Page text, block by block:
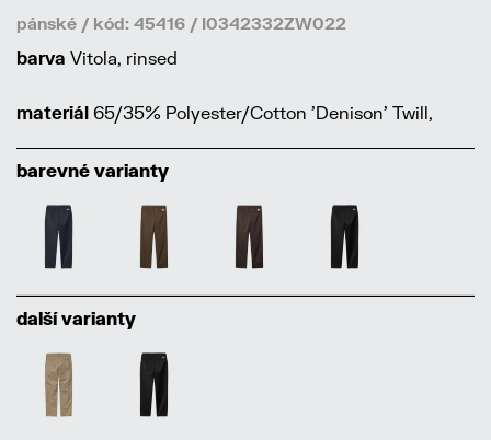
pánské / kód: 45416 / I0342332ZW022
barva Vitola, rinsed
materiál 65/35% Polyester/Cotton 'Denison' Twill,
barevné varianty
další varianty